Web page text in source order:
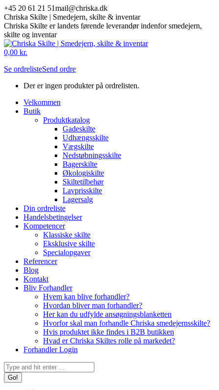
Skip
to
content
+45 20 61 21 51mail@chriska.dk
Chriska Skilte | Smedejern, skilte & inventar
Chriska Skilte er landets førende leverandør indenfor smedejern,
skilte og inventar
Mail
opens
new
Facebook
opens
new
0,00 kr.
Se ordrelisteSend ordre
Der er ingen produkter på ordrelisten.
Velkommen
Butik
Produktkatalog
Gadeskilte
Udhængsskilte
Vægskilte
Nedstøbningsskilte
Bagerskilte
Økologiskilte
Skiltetilbehør
Lavprisskilte
Lagersalg
Din ordreliste
Handelsbetingelser
Kompetencer
Klassiske skilte
Eksklusive skilte
Specialopgaver
Referencer
Blog
Kontakt
Bliv Forhandler
Hvem kan blive forhandler?
Hvordan bliver man forhandler?
Her kan du udfylde ansøgningsblanketten
Hvorfor skal man forhandle Chriska smedejernsskilte?
Hvis produktet ikke findes i B2B butikken
Hvad er Chriska Skiltes rolle på markedet?
Forhandler Login
Search: